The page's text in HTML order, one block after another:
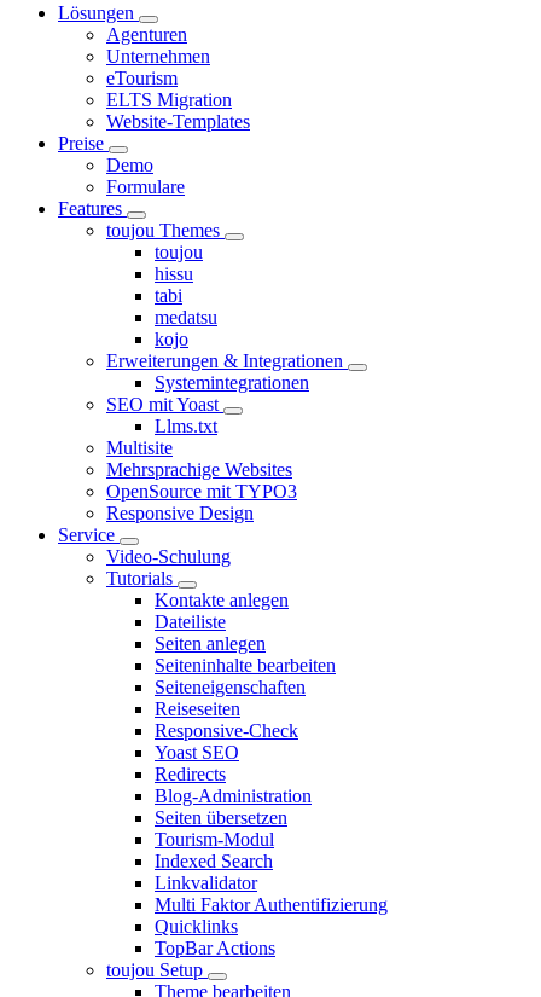
Lösungen
Agenturen
Unternehmen
eTourism
ELTS Migration
Website-Templates
Preise
Demo
Formulare
Features
toujou Themes
toujou
hissu
tabi
medatsu
kojo
Erweiterungen & Integrationen
Systemintegrationen
SEO mit Yoast
Llms.txt
Multisite
Mehrsprachige Websites
OpenSource mit TYPO3
Responsive Design
Service
Video-Schulung
Tutorials
Kontakte anlegen
Dateiliste
Seiten anlegen
Seiteninhalte bearbeiten
Seiteneigenschaften
Reiseseiten
Responsive-Check
Yoast SEO
Redirects
Blog-Administration
Seiten übersetzen
Tourism-Modul
Indexed Search
Linkvalidator
Multi Faktor Authentifizierung
Quicklinks
TopBar Actions
toujou Setup
Theme bearbeiten